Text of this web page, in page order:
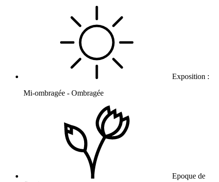
Exposition :
Mi-ombragée - Ombragée
Epoque de